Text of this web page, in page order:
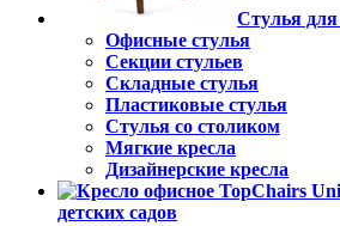
Стулья для
Офисные стулья
Секции стульев
Складные стулья
Пластиковые стулья
Стулья со столиком
Мягкие кресла
Дизайнерские кресла
детских садов